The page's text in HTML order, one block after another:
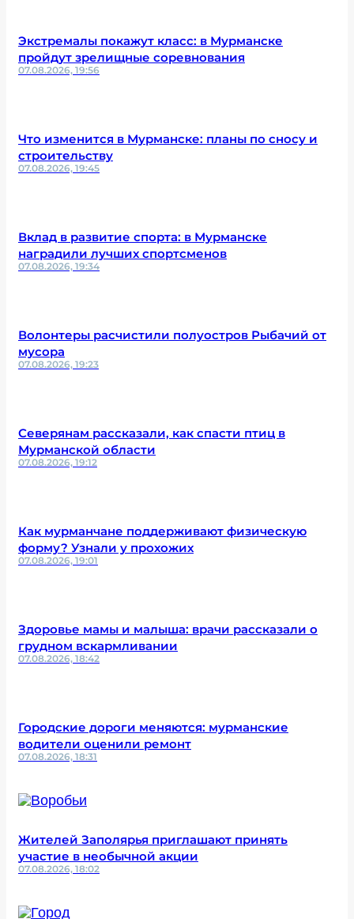
Экстремалы покажут класс: в Мурманске
пройдут зрелищные соревнования
07.08.2026, 19:56
Что изменится в Мурманске: планы по сносу и
строительству
07.08.2026, 19:45
Вклад в развитие спорта: в Мурманске
наградили лучших спортсменов
07.08.2026, 19:34
Волонтеры расчистили полуостров Рыбачий от
мусора
07.08.2026, 19:23
Северянам рассказали, как спасти птиц в
Мурманской области
07.08.2026, 19:12
Как мурманчане поддерживают физическую
форму? Узнали у прохожих
07.08.2026, 19:01
Здоровье мамы и малыша: врачи рассказали о
грудном вскармливании
07.08.2026, 18:42
Городские дороги меняются: мурманские
водители оценили ремонт
07.08.2026, 18:31
Жителей Заполярья приглашают принять
участие в необычной акции
07.08.2026, 18:02